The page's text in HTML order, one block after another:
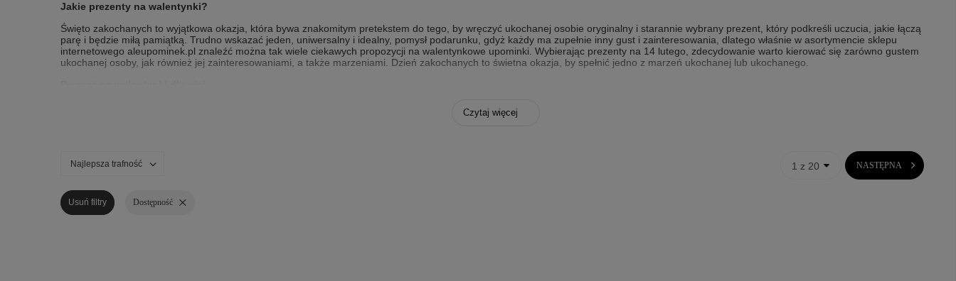
Jakie prezenty na walentynki?
Święto zakochanych to wyjątkowa okazja, która bywa znakomitym pretekstem do tego, by wręczyć ukochanej osobie oryginalny i starannie wybrany prezent, który podkreśli uczucia, jakie łączą
parę i będzie miłą pamiątką. Trudno wskazać jeden, uniwersalny i idealny, pomysł podarunku, gdyż każdy ma zupełnie inny gust i zainteresowania, dlatego właśnie w asortymencie sklepu
internetowego aleupominek.pl znaleźć można tak wiele ciekawych propozycji na walentynkowe upominki. Wybierając prezenty na 14 lutego, zdecydowanie warto kierować się zarówno gustem
ukochanej osoby, jak również jej zainteresowaniami, a także marzeniami. Dzień zakochanych to świetna okazja, by spełnić jedno z marzeń ukochanej lub ukochanego.
Walentynkowe upominki dla kobiet mogą być romantyczne, stylowe, zabawne lub całkowicie symboliczne, ale kluczową kwestią jest ich dobre dopasowanie do gustu i zainteresowań wybranki
serca. Lepiej unikać przypadkowych zakupów. Idealny podarek dla niej to upominek wybrany z dużą starannością. Jeśli chodzi o popularne podarunki dla kobiety z okazji święta zakochanych, to
Prezent na walentynki dla niego
interesującą walentynkę
bransoletki z grawerem,skórzane portfele
święta zakochanych, zdecydowanie warto wziąć pod uwagę nie tylko gust i zainteresowania ukochanego, ale również staż i charakter relacji. Prezent na walentynki dla męża może być bardziej
Czytaj więcej
Najlepsza trafność 1 z 20 NASTĘPNA
Usuń filtry Dostępność